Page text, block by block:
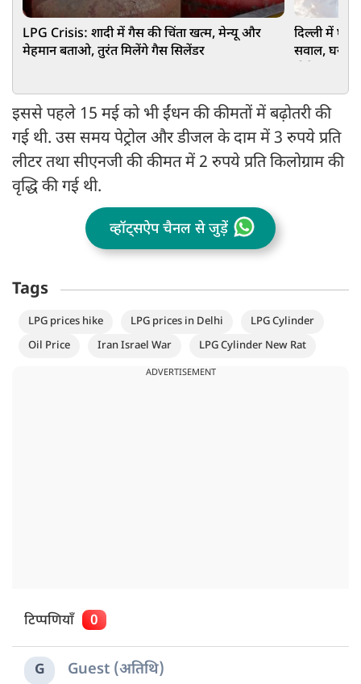
LPG Crisis: शादी में गैस की चिंता खत्म, मेन्यू और
मेहमान बताओ, तुरंत मिलेंगे गैस सिलेंडर
दिल्ली में
सवाल, घर
इससे पहले 15 मई को भी ईंधन की कीमतों में बढ़ोतरी की
गई थी. उस समय पेट्रोल और डीजल के दाम में 3 रुपये प्रति
लीटर तथा सीएनजी की कीमत में 2 रुपये प्रति किलोग्राम की
वृद्धि की गई थी.
व्हॉट्सऐप चैनल से जुड़ें
Tags
LPG prices hike LPG prices in Delhi
LPG Cylinder
Oil Price
Iran Israel War LPG Cylinder New Rat
ADVERTISEMENT
टिप्पणियाँ 0
G Guest (अतिथि)